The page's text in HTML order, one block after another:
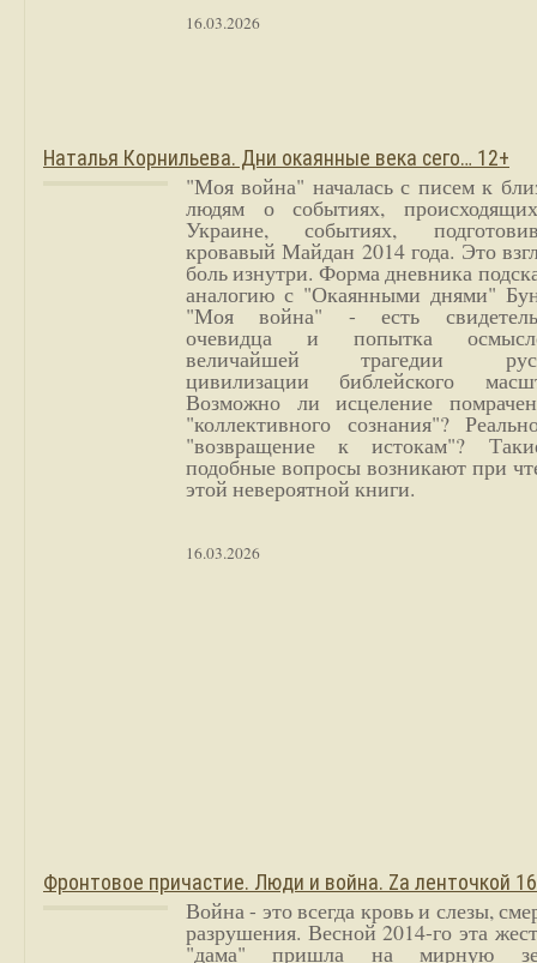
16.03.2026
Наталья Корнильева. Дни окаянные века сего… 12+
"Моя война" началась с писем к
людям о событиях,
Украине, событиях,
кровавый Майдан 2014 года. Это
боль изнутри. Форма дневника
аналогию с "Окаянными днями"
"Моя война" - есть
очевидца и попытка
величайшей трагедии
цивилизации библейского
Возможно ли исцеление
"коллективного сознания"?
"возвращение к истокам"?
подобные вопросы возникают при
этой невероятной книги.
16.03.2026
Фронтовое причастие. Люди и война. Zа ленточкой
Война - это всегда кровь и слезы,
разрушения. Весной 2014-го эта
"дама" пришла на мирную